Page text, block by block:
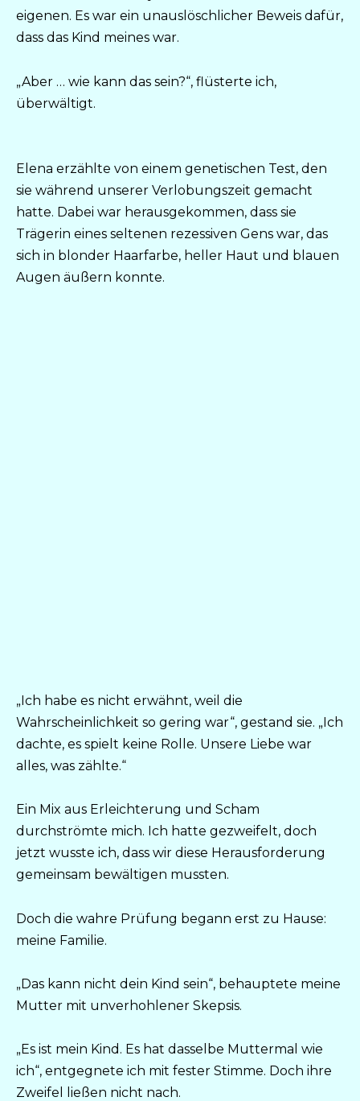
eigenen. Es war ein unauslöschlicher Beweis dafür,
dass das Kind meines war.
„Aber … wie kann das sein?“, flüsterte ich,
überwältigt.
Elena erzählte von einem genetischen Test, den
sie während unserer Verlobungszeit gemacht
hatte. Dabei war herausgekommen, dass sie
Trägerin eines seltenen rezessiven Gens war, das
sich in blonder Haarfarbe, heller Haut und blauen
Augen äußern konnte.
„Ich habe es nicht erwähnt, weil die
Wahrscheinlichkeit so gering war“, gestand sie. „Ich
dachte, es spielt keine Rolle. Unsere Liebe war
alles, was zählte.“
Ein Mix aus Erleichterung und Scham
durchströmte mich. Ich hatte gezweifelt, doch
jetzt wusste ich, dass wir diese Herausforderung
gemeinsam bewältigen mussten.
Doch die wahre Prüfung begann erst zu Hause:
meine Familie.
„Das kann nicht dein Kind sein“, behauptete meine
Mutter mit unverhohlener Skepsis.
„Es ist mein Kind. Es hat dasselbe Muttermal wie
ich“, entgegnete ich mit fester Stimme. Doch ihre
Zweifel ließen nicht nach.